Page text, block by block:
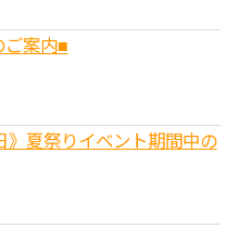
ご案内■
夏祭りイベント期間中の